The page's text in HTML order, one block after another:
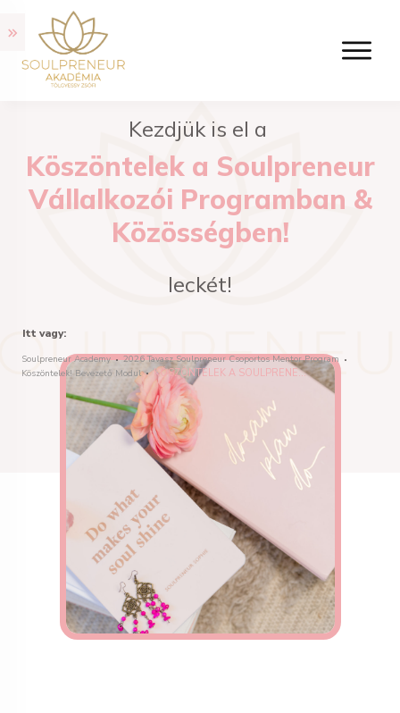
Kezdjük is el a
Köszöntelek a Soulpreneur
Vállalkozói Programban &
Közösségben!
leckét!
Itt vagy:
Soulpreneur Academy
2026 Tavasz Soulpreneur Csoportos Mentor Program
Köszöntelek! Bevezető Modul
KÖSZÖNTELEK A SOULPRENEUR VÁLLALKOZÓI PROGRAMBAN & KÖZÖSSÉGBEN!